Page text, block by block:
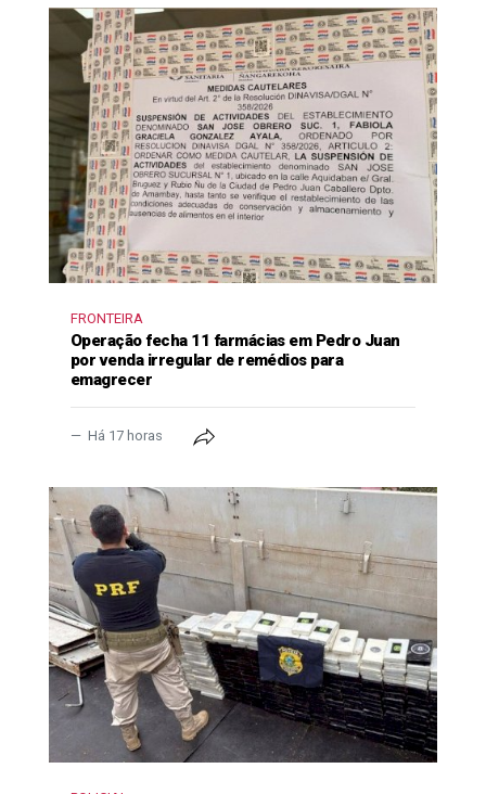
FRONTEIRA
Operação fecha 11 farmácias em Pedro Juan
por venda irregular de remédios para
emagrecer
Há 17 horas